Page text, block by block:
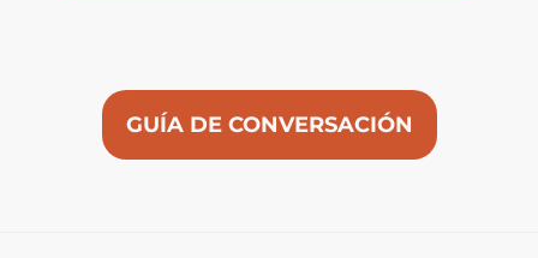
GUÍA DE CONVERSACIÓN